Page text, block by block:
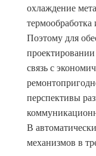
охлаждение
термообработка
Поэтому для
связь с
перспективы
В
механизмов в